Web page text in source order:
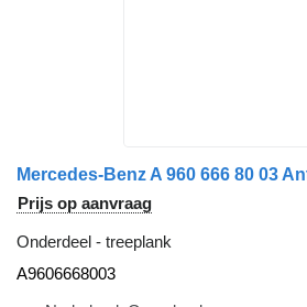
Prijs op aanvraag
Onderdeel - treeplank
A9606668003